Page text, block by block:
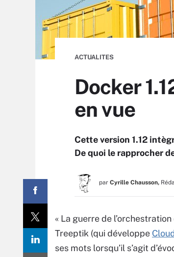
ACTUALITES
Docker
en vue
Cette version 1.12
De quoi le rapprocher
par Cyrille Chausson,
« La guerre de
Treeptik (qui développe
ses mots lorsqu’il s’agit